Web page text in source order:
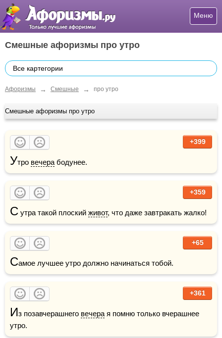
Меню
Смешные афоризмы про утро
Все картегории
Афоризмы → Смешные → про утро
Смешные афоризмы про утро
+399
Утро вечера бодунее.
+359
С утра такой плоский живот, что даже завтракать жалко!
+65
Самое лучшее утро должно начинаться тобой.
+361
Из позавчерашнего вечера я помню только вчерашнее
утро.